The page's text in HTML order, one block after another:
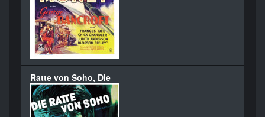
Ratte von Soho, Die